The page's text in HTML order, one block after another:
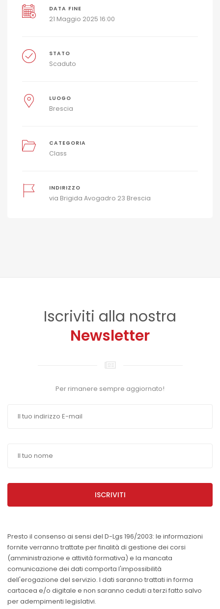
DATA FINE
21 Maggio 2025 16:00
STATO
Scaduto
LUOGO
Brescia
CATEGORIA
Class
INDIRIZZO
via Brigida Avogadro 23 Brescia
Iscriviti alla nostra
Newsletter
Per rimanere sempre aggiornato!
ISCRIVITI
Presto il consenso ai sensi del D-Lgs 196/2003: le informazioni
fornite verranno trattate per finalità di gestione dei corsi
(amministrazione e attività formativa) e la mancata
comunicazione dei dati comporta l'impossibilità
dell'erogazione del servizio. I dati saranno trattati in forma
cartacea e/o digitale e non saranno ceduti a terzi fatto salvo
per adempimenti legislativi.